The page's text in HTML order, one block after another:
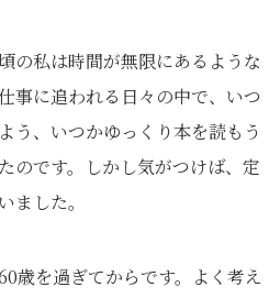
の私は時間が無限にあるような
事に追われる日々の中で、いつ
う、いつかゆっくり本を読もう
のです。しかし気がつけば、定
ました。
歳を過ぎてからです。よく考え